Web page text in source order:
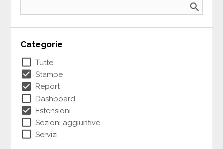
search
Categorie
check_box_outline_blank Tutte
check_box Stampe
check_box Report
check_box_outline_blank Dashboard
check_box Estensioni
check_box_outline_blank Sezioni aggiuntive
check_box_outline_blank Servizi